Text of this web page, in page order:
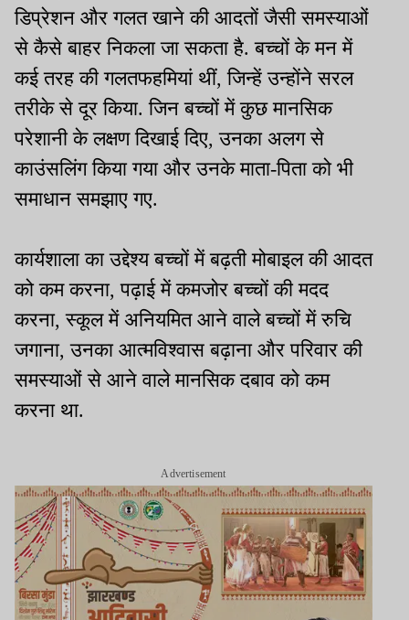
डिप्रेशन और गलत खाने की आदतों जैसी समस्याओं
से कैसे बाहर निकला जा सकता है. बच्चों के मन में
कई तरह की गलतफहमियां थीं, जिन्हें उन्होंने सरल
तरीके से दूर किया. जिन बच्चों में कुछ मानसिक
परेशानी के लक्षण दिखाई दिए, उनका अलग से
काउंसलिंग किया गया और उनके माता-पिता को भी
समाधान समझाए गए.
कार्यशाला का उद्देश्य बच्चों में बढ़ती मोबाइल की आदत
को कम करना, पढ़ाई में कमजोर बच्चों की मदद
करना, स्कूल में अनियमित आने वाले बच्चों में रुचि
जगाना, उनका आत्मविश्वास बढ़ाना और परिवार की
समस्याओं से आने वाले मानसिक दबाव को कम
करना था.
Advertisement